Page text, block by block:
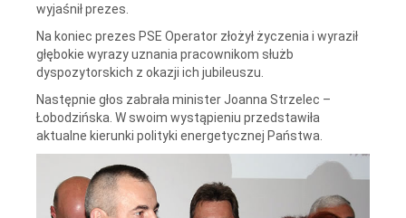
wyjaśnił prezes.
Na koniec prezes PSE Operator złożył życzenia i wyraził
głębokie wyrazy uznania pracownikom służb
dyspozytorskich z okazji ich jubileuszu.
Następnie głos zabrała minister Joanna Strzelec –
Łobodzińska. W swoim wystąpieniu przedstawiła
aktualne kierunki polityki energetycznej Państwa.